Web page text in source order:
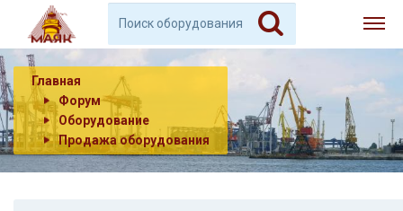
Главная
Форум
Оборудование
Продажа оборудования